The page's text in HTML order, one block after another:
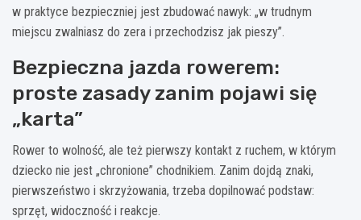
w praktyce bezpieczniej jest zbudować nawyk: „w trudnym
miejscu zwalniasz do zera i przechodzisz jak pieszy”.
Bezpieczna jazda rowerem:
proste zasady zanim pojawi się
„karta”
Rower to wolność, ale też pierwszy kontakt z ruchem, w którym
dziecko nie jest „chronione” chodnikiem. Zanim dojdą znaki,
pierwszeństwo i skrzyżowania, trzeba dopilnować podstaw:
sprzęt, widoczność i reakcje.